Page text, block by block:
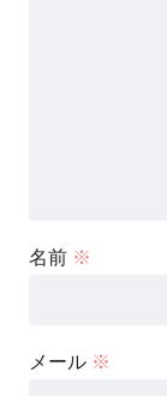
名前 ※
メール ※